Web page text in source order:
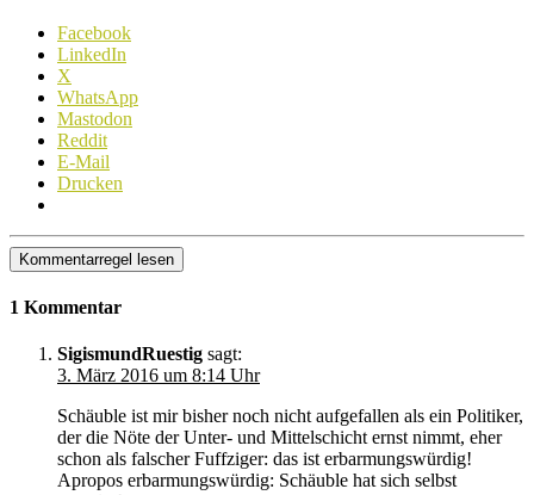
Facebook
LinkedIn
X
WhatsApp
Mastodon
Reddit
E-Mail
Drucken
Kommentarregel lesen
1 Kommentar
SigismundRuestig sagt:
3. März 2016 um 8:14 Uhr
Schäuble ist mir bisher noch nicht aufgefallen als ein Politiker,
der die Nöte der Unter- und Mittelschicht ernst nimmt, eher
schon als falscher Fuffziger: das ist erbarmungswürdig!
Apropos erbarmungswürdig: Schäuble hat sich selbst